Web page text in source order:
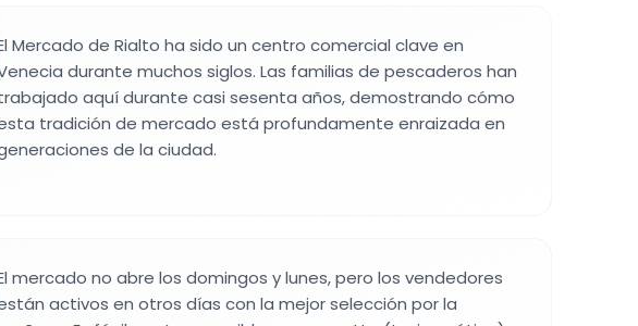
Mercado de Rialto ha sido un centro comercial clave en
durante muchos siglos. Las familias de pescaderos han
aquí durante casi sesenta años, demostrando cómo
tradición de mercado está profundamente enraizada en
de la ciudad.
mercado no abre los domingos y lunes, pero los vendedores
activos en otros días con la mejor selección por la